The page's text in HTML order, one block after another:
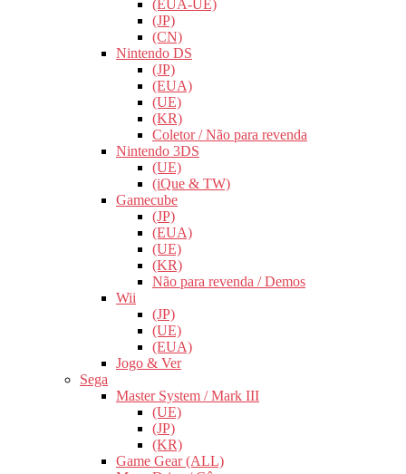
(EUA-UE)
(JP)
(CN)
Nintendo DS
(JP)
(EUA)
(UE)
(KR)
Coletor / Não para revenda
Nintendo 3DS
(UE)
(iQue & TW)
Gamecube
(JP)
(EUA)
(UE)
(KR)
Não para revenda / Demos
Wii
(JP)
(UE)
(EUA)
Jogo & Ver
Sega
Master System / Mark III
(UE)
(JP)
(KR)
Game Gear (ALL)